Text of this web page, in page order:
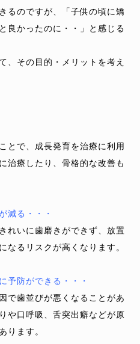
るのですが、「子供の頃に矯
良かったのに・・」と感じる
、その目的・メリットを考え
とで、成長発育を治療に利用
治療したり、骨格的な改善も
減る・・・
れいに歯磨きができず、放置
なるリスクが高くなります。
予防ができる・・・
で歯並びが悪くなることがあ
や口呼吸、舌突出癖などが原
ります。